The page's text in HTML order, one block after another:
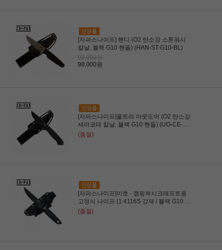
[자파스나이프] 핸디 (O2 탄소강 스톤워시
칼날, 블랙 G10 핸들) (HAN-ST-G10-BL)
98,000원
98,000원
[자파스나이프]울트라 아웃도어 (O2 탄소강
세라코테 칼날, 블랙 G10 핸들) (UO-CE-
G10-BL)
(품절)
[자파스나이프]이호 - 캠핑부시크래프트용
고정식 나이프 (1.4116S 강재 / 블랙 G10 핸
들) (EHO-BL-WBD)
(품절)